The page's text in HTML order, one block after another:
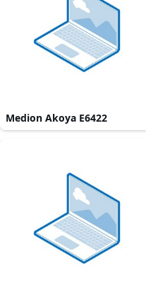
Medion Akoya E6422